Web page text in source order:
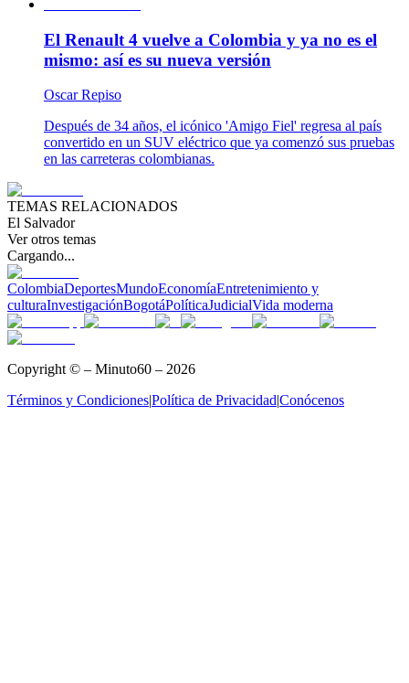
El Renault 4 vuelve a Colombia y ya no es el
mismo: así es su nueva versión
Oscar Repiso
Después de 34 años, el icónico 'Amigo Fiel' regresa al país
convertido en un SUV eléctrico que ya comenzó sus pruebas
en las carreteras colombianas.
TEMAS RELACIONADOS
El Salvador
Ver otros temas
Cargando...
ColombiaDeportesMundoEconomíaEntretenimiento y
culturaInvestigaciónBogotáPolíticaJudicialVida moderna
Copyright © – Minuto60 – 2026
Términos y Condiciones|Política de Privacidad|Conócenos